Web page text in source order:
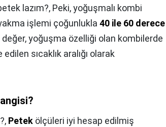
lazım?, Peki, yoğuşmalı kombi
işlemi çoğunlukla 40 ile 60 derece
değer, yoğuşma özelliği olan kombilerde
sıcaklık aralığı olarak
Petek ölçüleri iyi hesap edilmiş